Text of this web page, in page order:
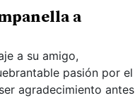
a
a su amigo,
pasión por el
agradecimiento antes